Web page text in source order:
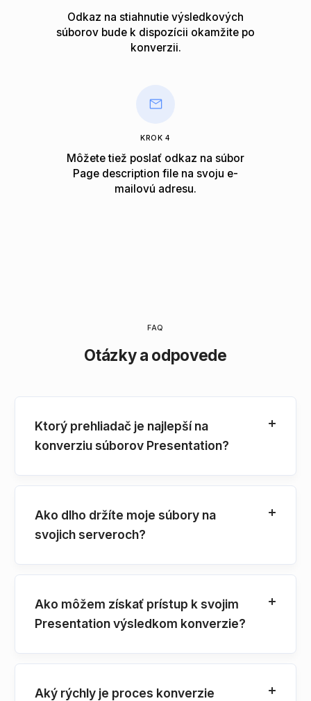
Odkaz na stiahnutie výsledkových
súborov bude k dispozícii okamžite po
konverzii.
KROK 4
Môžete tiež poslať odkaz na súbor
Page description file na svoju e-
mailovú adresu.
FAQ
Otázky a odpovede
Ktorý prehliadač je najlepší na
konverziu súborov Presentation?
Ako dlho držíte moje súbory na
svojich serveroch?
Ako môžem získať prístup k svojim
Presentation výsledkom konverzie?
Aký rýchly je proces konverzie